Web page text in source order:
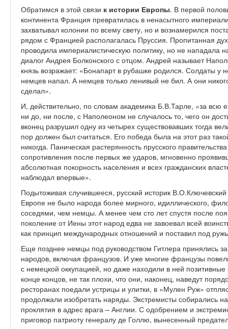
Обратимся в этой связи к истории Европы. В первой
континента Франция превратилась в ненасытного
захватывал колонии по всему свету, но и вознамерился
рядом с Францией располагалась Пруссия. Пропитанная
проводила империалистическую политику, но не нападала
диалог Андрея Болконского с отцом. Андрей называет
князь возражает: «Бонапарт в рубашке родился. Солдаты у
немцев напал. А немцев только ленивый не бил. А они
сделал».
И, действительно, по словам академика Б.В.Тарле, «за всю
ни до, ни после, с Наполеоном не случалось то, чего он
вконец разрушил одну из четырех существовавших тогда
пор должен был считаться. Его победа была на этот раз
никогда. Паническая растерянность прусского
сопротивления после первых же ударов, мгновенно
абсолютная покорность населения и всех гражданских
наблюдал впервые».
Подытоживая случившееся, русский историк
Европе не было народа более мирного, идиллического,
соседями, чем немцы. А менее чем сто лет спустя после
поколение от Иены этот народ едва не завоевал всей
как принцип международных отношений и поставил под
Еще позднее немцы под руководством Гитлера принялись
народов, включая французов. И уже многие французы
с немецкой оккупацией, но даже находили в ней
конце концов, не так плохи, что они, наконец, наведут
ресторанах поедали устрицы и улитки, в «Мулен Руж»
продолжали изобретать наряды. Экстремисты собирались
проклятия в адрес врага – Англии. С одобрением и
приговор патриоту генералу де Голлю, вынесенный